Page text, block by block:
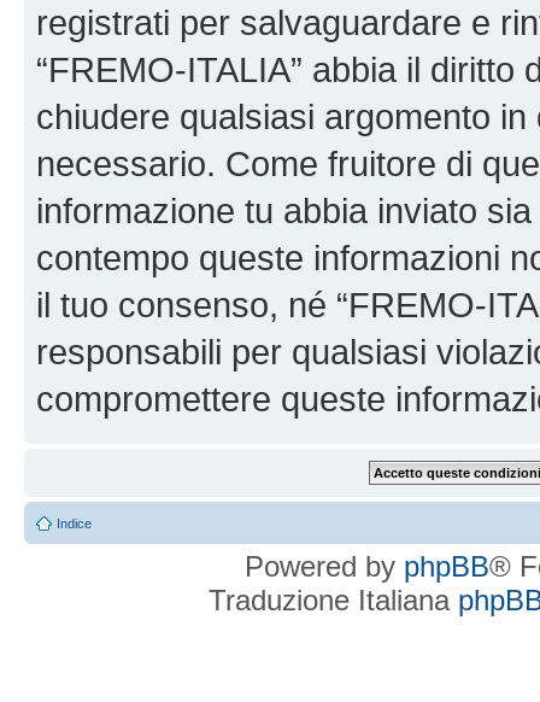
registrati per salvaguardare e
“FREMO-ITALIA” abbia il
chiudere qualsiasi argomento
necessario. Come fruitore di
informazione tu abbia inviato
contempo queste informazioni
il tuo consenso, né “FREMO-
responsabili per qualsiasi
compromettere queste
Indice
Powered by phpBB®
Traduzione Italiana